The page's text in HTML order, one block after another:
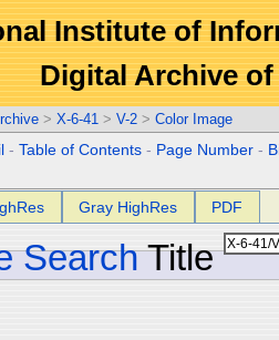
Institute of
Digital Archive
> X-6-41 > V-2 > Color Image
-Table of Contents - Page Number -
Gray HighRes PDF
Search Title